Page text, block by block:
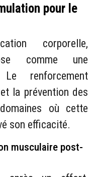
pour le
corporelle,
comme une
Le renforcement
la prévention des
où cette
son efficacité.
musculaire post-